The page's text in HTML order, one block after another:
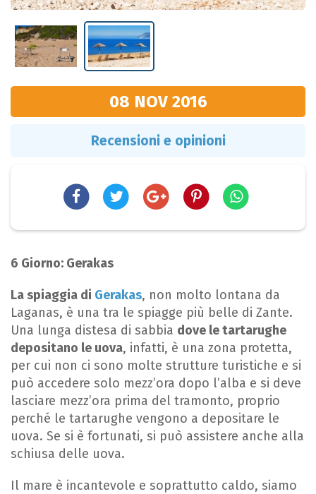
08 NOV 2016
Recensioni e opinioni
6 Giorno: Gerakas
La spiaggia di Gerakas, non molto lontana da
Laganas, è una tra le spiagge più belle di Zante.
Una lunga distesa di sabbia dove le tartarughe
depositano le uova, infatti, è una zona protetta,
per cui non ci sono molte strutture turistiche e si
può accedere solo mezz’ora dopo l’alba e si deve
lasciare mezz’ora prima del tramonto, proprio
perché le tartarughe vengono a depositare le
uova. Se si è fortunati, si può assistere anche alla
schiusa delle uova.
Il mare è incantevole e soprattutto caldo, siamo